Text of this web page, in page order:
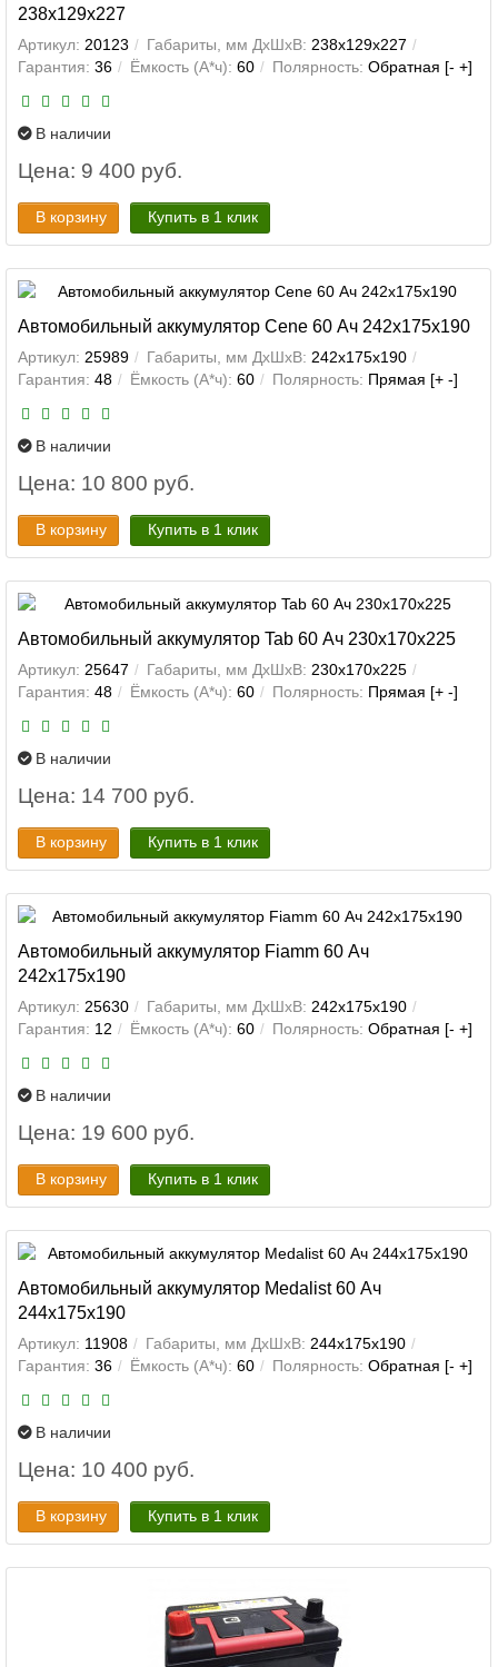
238x129x227
Артикул: 20123 Габариты, мм ДхШхВ: 238x129x227
Гарантия: 36 Ёмкость (А*ч): 60 Полярность: Обратная [- +]
В наличии
Цена: 9 400 руб.
В корзину Купить в 1 клик
Автомобильный аккумулятор Cene 60 Ач 242x175x190
Артикул: 25989 Габариты, мм ДхШхВ: 242x175x190
Гарантия: 48 Ёмкость (А*ч): 60 Полярность: Прямая [+ -]
В наличии
Цена: 10 800 руб.
В корзину Купить в 1 клик
Автомобильный аккумулятор Tab 60 Ач 230x170x225
Артикул: 25647 Габариты, мм ДхШхВ: 230x170x225
Гарантия: 48 Ёмкость (А*ч): 60 Полярность: Прямая [+ -]
В наличии
Цена: 14 700 руб.
В корзину Купить в 1 клик
Автомобильный аккумулятор Fiamm 60 Ач
242x175x190
Артикул: 25630 Габариты, мм ДхШхВ: 242x175x190
Гарантия: 12 Ёмкость (А*ч): 60 Полярность: Обратная [- +]
В наличии
Цена: 19 600 руб.
В корзину Купить в 1 клик
Автомобильный аккумулятор Medalist 60 Ач
244x175x190
Артикул: 11908 Габариты, мм ДхШхВ: 244x175x190
Гарантия: 36 Ёмкость (А*ч): 60 Полярность: Обратная [- +]
В наличии
Цена: 10 400 руб.
В корзину Купить в 1 клик